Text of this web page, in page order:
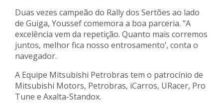
Duas vezes campeão do Rally dos Sertões ao lado
de Guiga, Youssef comemora a boa parceria. "A
excelência vem da repetição. Quanto mais corremos
juntos, melhor fica nosso entrosamento’, conta o
navegador.
A Equipe Mitsubishi Petrobras tem o patrocínio de
Mitsubishi Motors, Petrobras, iCarros, URacer, Pro
Tune e Axalta-Standox.